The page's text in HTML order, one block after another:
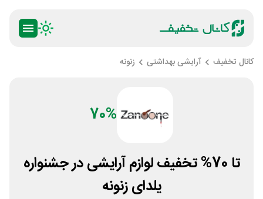
کانال تخفیف آرایشی بهداشتی زنونه
70%
تا 70% تخفیف لوازم آرایشی در جشنواره
یلدای زنونه